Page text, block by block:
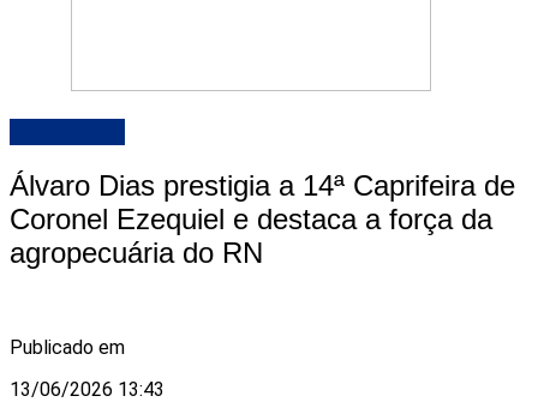
Álvaro Dias prestigia a 14ª Caprifeira de
Coronel Ezequiel e destaca a força da
agropecuária do RN
Publicado em
13/06/2026 13:43